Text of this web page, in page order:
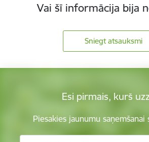
Vai šī informācija bija
Sniegt atsauksmi
Esi pirmais, kurš
Piesakies jaunumu saņemšanai